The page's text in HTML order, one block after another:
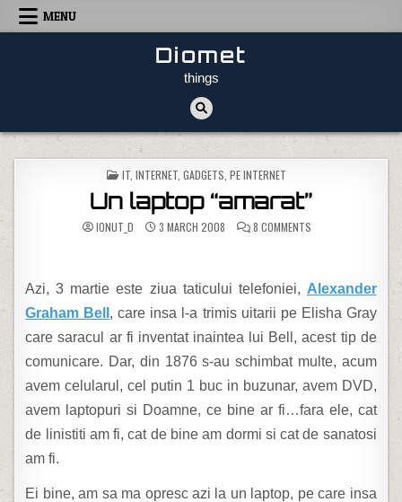
Skip to content
MENU
Diomet
things
POSTED IN
IT, INTERNET, GADGETS PE INTERNET
Un laptop “amarat”
IONUT_D 3 MARCH 2008 8 COMMENTSON UN LAPTOP
Azi, 3 martie este ziua taticului telefoniei, Alexander
Graham Bell , care insa l-a trimis uitarii pe Elisha Gray
care saracul ar fi inventat inaintea lui Bell, acest tip de
comunicare. Dar, din 1876 s-au schimbat multe, acum
avem celularul, cel putin 1 buc in buzunar, avem DVD,
avem laptopuri si Doamne, ce bine ar fi…fara ele, cat
de linistiti am fi, cat de bine am dormi si cat de sanatosi
am fi.
Ei bine, am sa ma opresc azi la un laptop, pe care insa